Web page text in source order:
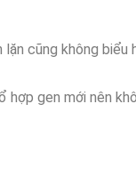
cũng không biểu
gen mới nên